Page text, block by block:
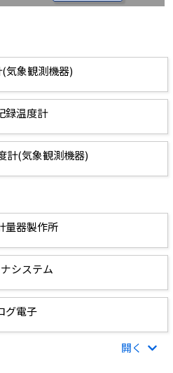
気象観測機器)
録温度計
計(気象観測機器)
量器製作所
システム
グ電子
開く